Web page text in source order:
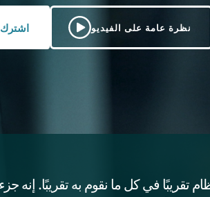
اشترك نظرة عامة على الفيديو
في كل ما نقوم به تقريبًا. إنه جزء